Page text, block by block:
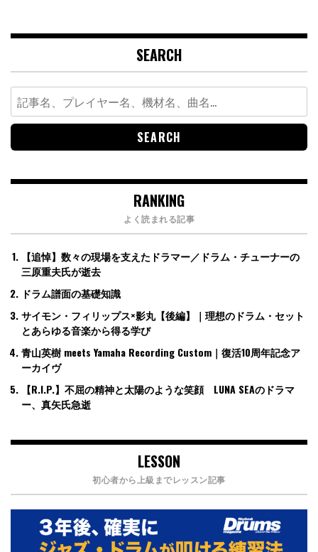
SEARCH
Search
for:
RANKING
よく読まれる記事
【追悼】数々の現場を支えたドラマー／ドラム・チューナーの
三原重夫氏が逝去
ドラム譜面の基礎知識
サイモン・フィリップス×影丸【後編】｜理想のドラム・セット
とあらゆる音楽から得る学び
青山英樹 meets Yamaha Recording Custom｜復活10周年記念ア
ーカイヴ
【R.I.P.】不屈の精神と太陽のような笑顔 LUNA SEAのドラマ
ー、真矢氏急逝
LESSON
初心者から上級までレッスン記事